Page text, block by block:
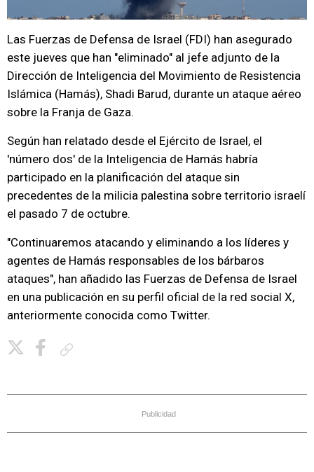
Las Fuerzas de Defensa de Israel (FDI) han asegurado
este jueves que han "eliminado" al jefe adjunto de la
Dirección de Inteligencia del Movimiento de Resistencia
Islámica (Hamás), Shadi Barud, durante un ataque aéreo
sobre la Franja de Gaza.
Según han relatado desde el Ejército de Israel, el
'número dos' de la Inteligencia de Hamás habría
participado en la planificación del ataque sin
precedentes de la milicia palestina sobre territorio israelí
el pasado 7 de octubre.
"Continuaremos atacando y eliminando a los líderes y
agentes de Hamás responsables de los bárbaros
ataques", han añadido las Fuerzas de Defensa de Israel
en una publicación en su perfil oficial de la red social X,
anteriormente conocida como Twitter.
Publicidad